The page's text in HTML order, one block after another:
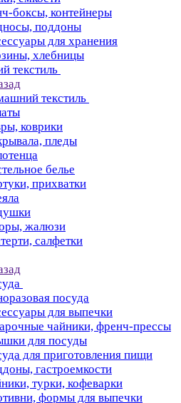
боксы, контейнеры
поддоны
для хранения
хлебницы
текстиль
текстиль
коврики
пледы
белье
прихватки
жалюзи
салфетки
посуда
для выпечки
чайники, френч-прессы
для посуды
для приготовления пищи
гастроемкости
турки, кофеварки
формы для выпечки